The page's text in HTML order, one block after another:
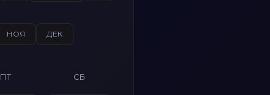
НОЯ ДЕК
ПТ СБ